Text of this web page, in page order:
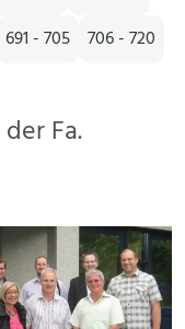
691 - 705
706 - 720
Fa.